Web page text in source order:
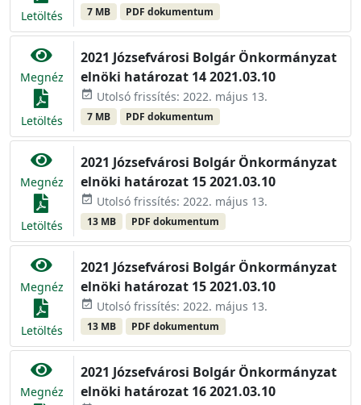
Letöltés 7 MB PDF dokumentum
Megnéz
Letöltés
2021 Józsefvárosi Bolgár Önkormányzat
elnöki határozat 14 2021.03.10
event_available Utolsó frissítés: 2022. május 13.
7 MB PDF dokumentum
Megnéz
Letöltés
2021 Józsefvárosi Bolgár Önkormányzat
elnöki határozat 15 2021.03.10
event_available Utolsó frissítés: 2022. május 13.
13 MB PDF dokumentum
Megnéz
Letöltés
2021 Józsefvárosi Bolgár Önkormányzat
elnöki határozat 15 2021.03.10
event_available Utolsó frissítés: 2022. május 13.
13 MB PDF dokumentum
Megnéz
2021 Józsefvárosi Bolgár Önkormányzat
elnöki határozat 16 2021.03.10